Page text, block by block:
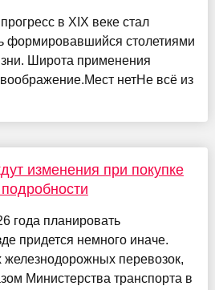
в XIX веке стал
формировавшийся столетиями
Широта применения
нетНе всё из
изменения при покупке
года планировать
придется немного иначе.
железнодорожных перевозок,
Министерства транспорта в